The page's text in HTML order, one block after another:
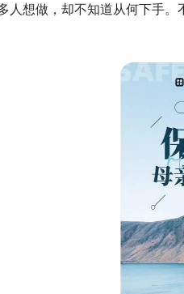
人想做，却不知道从何下手